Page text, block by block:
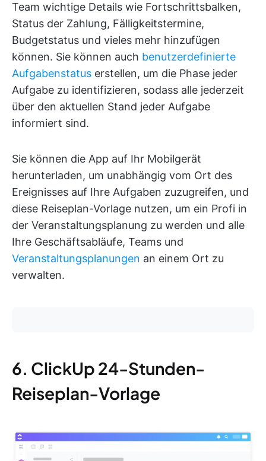
Team wichtige Details wie Fortschrittsbalken,
Status der Zahlung, Fälligkeitstermine,
Budgetstatus und vieles mehr hinzufügen
können. Sie können auch benutzerdefinierte
Aufgabenstatus erstellen, um die Phase jeder
Aufgabe zu identifizieren, sodass alle jederzeit
über den aktuellen Stand jeder Aufgabe
informiert sind.
Sie können die App auf Ihr Mobilgerät
herunterladen, um unabhängig vom Ort des
Ereignisses auf Ihre Aufgaben zuzugreifen, und
diese Reiseplan-Vorlage nutzen, um ein Profi in
der Veranstaltungsplanung zu werden und alle
Ihre Geschäftsabläufe, Teams und
Veranstaltungsplanungen an einem Ort zu
verwalten.
6. ClickUp 24-Stunden-
Reiseplan-Vorlage